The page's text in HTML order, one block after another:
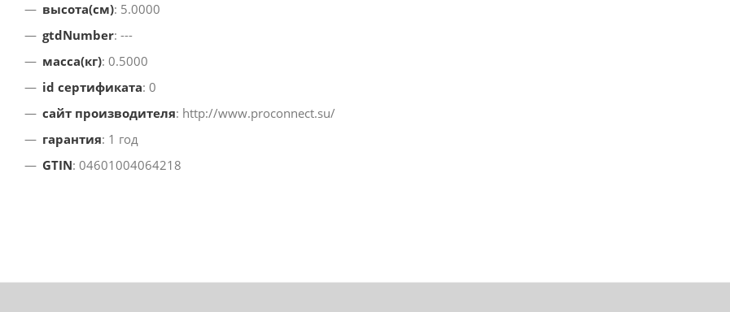
высота(см): 5.0000
gtdNumber: ---
масса(кг): 0.5000
id сертификата: 0
сайт производителя: http://www.proconnect.su/
гарантия: 1 год
GTIN: 04601004064218